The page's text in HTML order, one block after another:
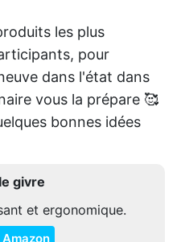
les plus
pour
dans l'état dans
vous la prépare 🥰
bonnes idées
givre
et ergonomique.